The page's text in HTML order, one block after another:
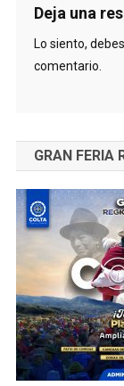
Deja una
Lo siento,
comentario.
GRAN FERIA